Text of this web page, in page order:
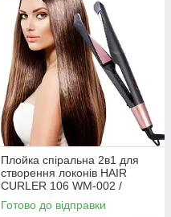
Плойка спіральна 2в1 для
створення локонів HAIR
CURLER 106 WM-002 /
Спіральний випрямляч для
волосся
Готово до відправки